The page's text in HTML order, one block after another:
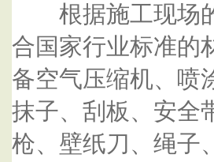
根据施工现场的
合国家行业标准的
备空气压缩机、喷
抹子、刮板、安全
枪、壁纸刀、绳子